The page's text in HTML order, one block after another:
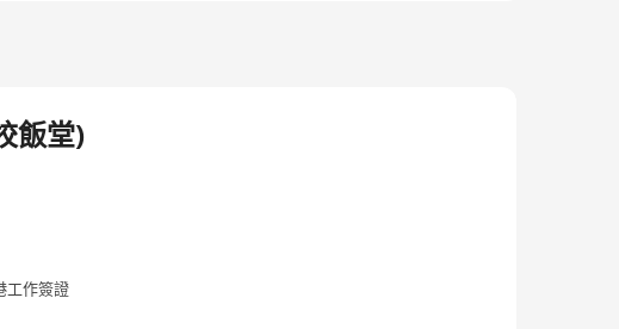
飯堂)
工作簽證